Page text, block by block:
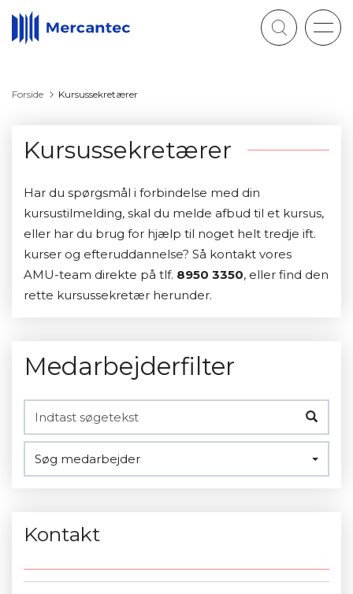
Forside Kursussekretærer
Kursussekretærer
Har du spørgsmål i forbindelse med din
kursustilmelding, skal du melde afbud til et kursus,
eller har du brug for hjælp til noget helt tredje ift.
kurser og efteruddannelse? Så kontakt vores
AMU-team direkte på tlf. 8950 3350, eller find den
rette kursussekretær herunder.
Medarbejderfilter
Søg medarbejder
Kontakt